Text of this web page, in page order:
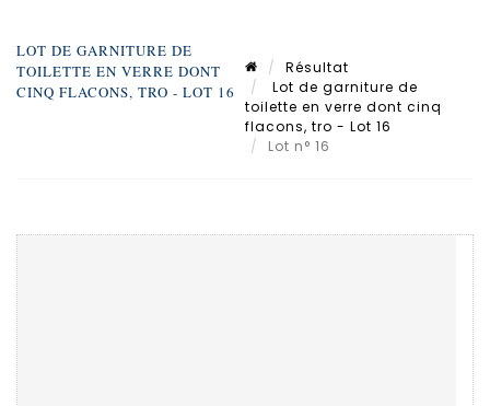
LOT DE GARNITURE DE
TOILETTE EN VERRE DONT
CINQ FLACONS, TRO - LOT 16
Résultat
Lot de garniture de
toilette en verre dont cinq
flacons, tro - Lot 16
Lot n° 16